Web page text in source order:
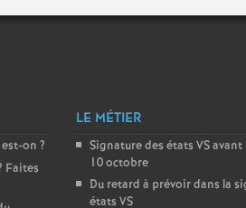
on ?
Faites
LE MÉTIER
Signature des états VSavant
10 octobre
Du retard à prévoir dans la
états VS